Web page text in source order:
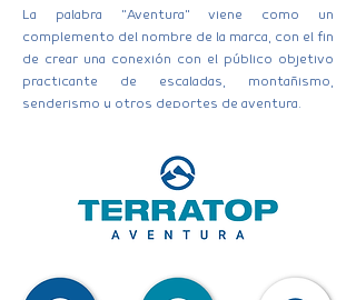
La palabra "Aventura" viene como un
complemento del nombre de la marca, con el fin
de crear una conexión con el público objetivo
practicante de escaladas, montañismo,
senderismo y otros deportes de aventura.